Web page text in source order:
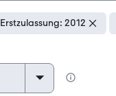
Erstzulassung: 2012